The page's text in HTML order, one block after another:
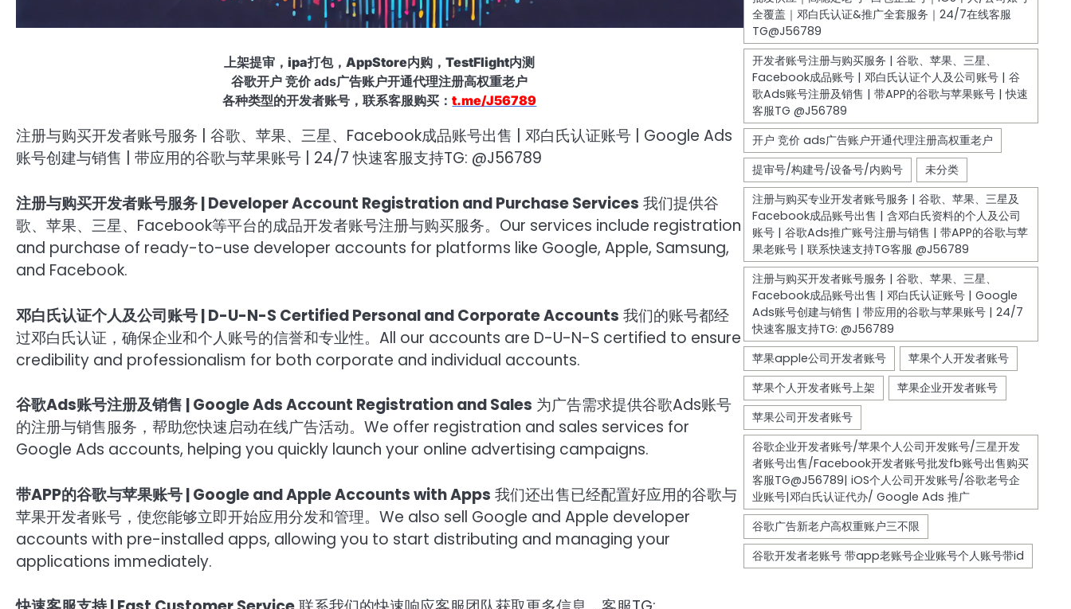
上架提审，ipa打包，AppStore内购，TestFlight内测
谷歌开户 竞价 ads广告账户开通代理注册高权重老户
各种类型的开发者账号，联系客服购买：t.me/J56789
注册与购买开发者账号服务 | 谷歌、苹果、三星、Facebook成品账号出售 | 邓白氏认证账号 | Google Ads
账号创建与销售 | 带应用的谷歌与苹果账号 | 24/7 快速客服支持TG: @J56789
注册与购买开发者账号服务 | Developer Account Registration and Purchase Services 我们提供谷
歌、苹果、三星、Facebook等平台的成品开发者账号注册与购买服务。Our services include registration
and purchase of ready-to-use developer accounts for platforms like Google, Apple, Samsung,
and Facebook.
邓白氏认证个人及公司账号 | D-U-N-S Certified Personal and Corporate Accounts 我们的账号都经
过邓白氏认证，确保企业和个人账号的信誉和专业性。All our accounts are D-U-N-S certified to ensure
credibility and professionalism for both corporate and individual accounts.
谷歌Ads账号注册及销售 | Google Ads Account Registration and Sales 为广告需求提供谷歌Ads账号
的注册与销售服务，帮助您快速启动在线广告活动。We offer registration and sales services for
Google Ads accounts, helping you quickly launch your online advertising campaigns.
带APP的谷歌与苹果账号 | Google and Apple Accounts with Apps 我们还出售已经配置好应用的谷歌与
苹果开发者账号，使您能够立即开始应用分发和管理。We also sell Google and Apple developer
accounts with pre-installed apps, allowing you to start distributing and managing your
applications immediately.